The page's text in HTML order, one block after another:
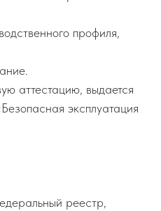
профиля,
аттестацию, выдается
эксплуатация
реестр,